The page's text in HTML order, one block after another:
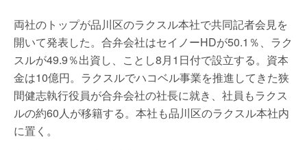
両社のトップが品川区のラクスル本社で共同記者会見を
開いて発表した。合弁会社はセイノーHDが50.1％、ラク
スルが49.9％出資し、ことし8月1日付で設立する。資本
金は10億円。ラクスルでハコベル事業を推進してきた狭
間健志執行役員が合弁会社の社長に就き、社員もラクス
ルの約60人が移籍する。本社も品川区のラクスル本社内
に置く。